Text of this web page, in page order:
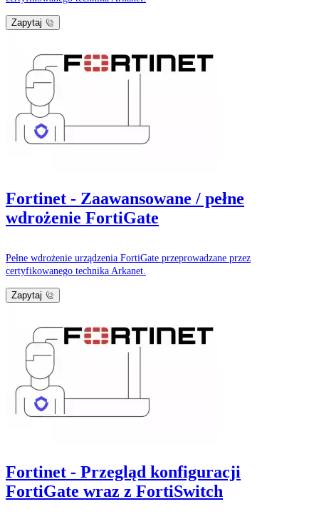
Zapytaj
Fortinet - Zaawansowane / pełne
wdrożenie FortiGate
Pełne wdrożenie urządzenia FortiGate przeprowadzane przez
certyfikowanego technika Arkanet.
Zapytaj
Fortinet - Przegląd konfiguracji
FortiGate wraz z FortiSwitch